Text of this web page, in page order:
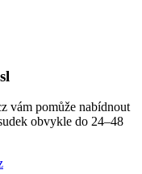
vám pomůže nabídnout
obvykle do 24–48